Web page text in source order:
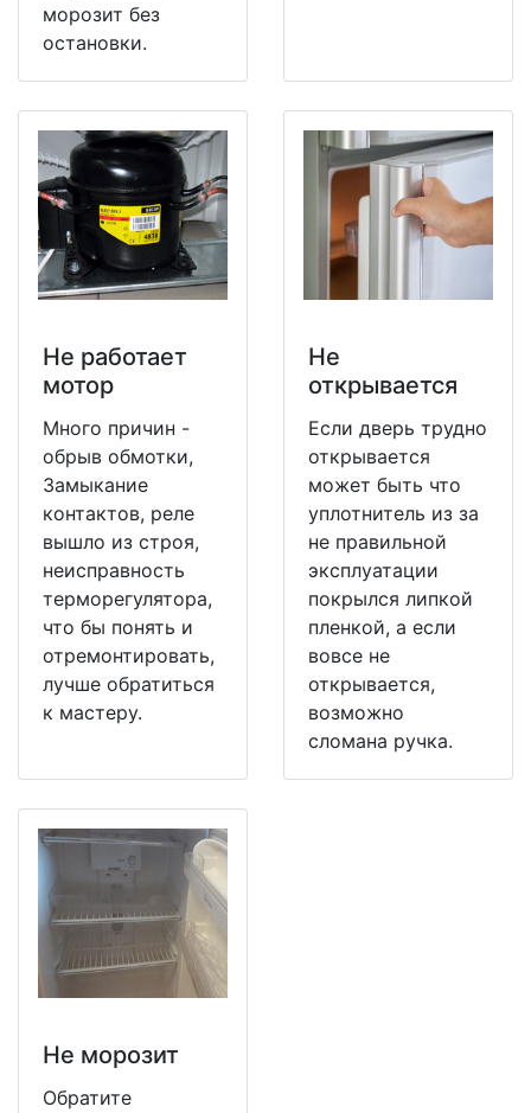
морозит без
остановки.
Не работает
мотор
Много причин -
обрыв обмотки,
Замыкание
контактов, реле
вышло из строя,
неисправность
терморегулятора,
что бы понять и
отремонтировать,
лучше обратиться
к мастеру.
Не
открывается
Если дверь трудно
открывается
может быть что
уплотнитель из за
не правильной
эксплуатации
покрылся липкой
пленкой, а если
вовсе не
открывается,
возможно
сломана ручка.
Не морозит
Обратите